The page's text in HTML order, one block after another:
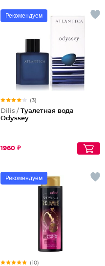
Рекомендуем
(3)
Dilis / Туалетная вода
Odyssey
1960 ₽
Рекомендуем
(10)